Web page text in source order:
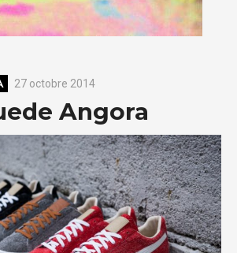
27 octobre 2014
Angora